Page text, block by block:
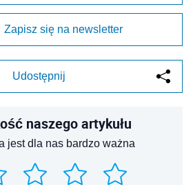
Zapisz się na newsletter
Udostępnij
naszego artykułu
jest dla nas bardzo ważna